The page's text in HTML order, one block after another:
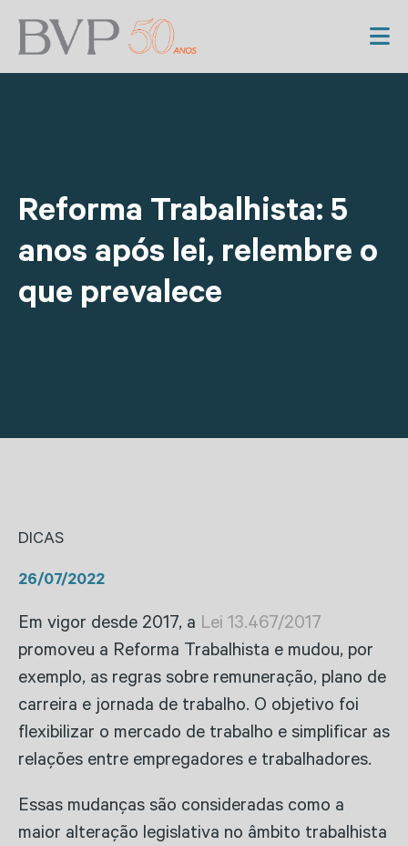
Reforma Trabalhista: 5
anos após lei, relembre o
que prevalece
DICAS
26/07/2022
Em vigor desde 2017, a Lei 13.467/2017
promoveu a Reforma Trabalhista e mudou, por
exemplo, as regras sobre remuneração, plano de
carreira e jornada de trabalho. O objetivo foi
flexibilizar o mercado de trabalho e simplificar as
relações entre empregadores e trabalhadores.
Essas mudanças são consideradas como a
maior alteração legislativa no âmbito trabalhista